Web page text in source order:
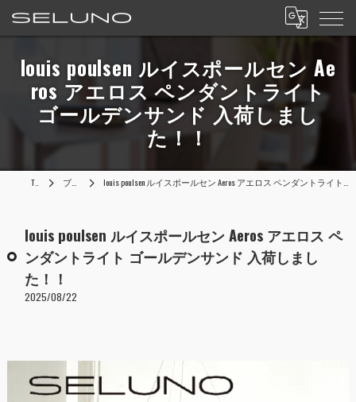
louis poulsen ルイスポールセン Ae
ros アエロス ペンダントライト
ゴールデンサンド 入荷しまし
た！！
TOP ブログ louis poulsen ルイスポールセン Aeros アエロス ペンダントライト ゴールデンサンド 入荷しました！！
louis poulsen ルイスポールセン Aeros アエロス ペ
ンダントライト ゴールデンサンド 入荷しまし
た！！
2025/08/22